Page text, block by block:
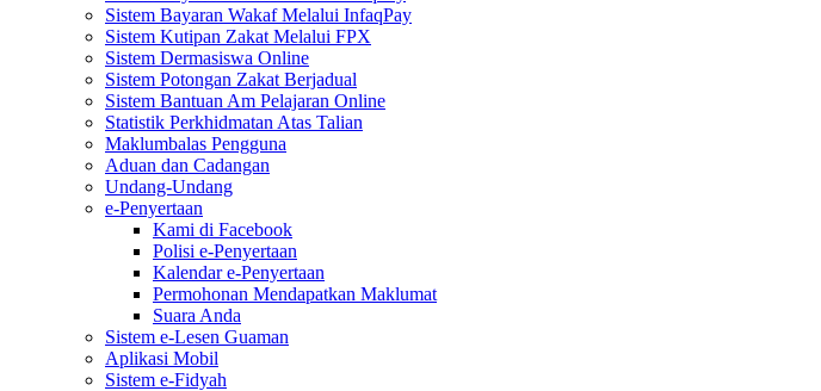
Sistem Bayaran Wakaf Melalui InfaqPay
Sistem Kutipan Zakat Melalui FPX
Sistem Dermasiswa Online
Sistem Potongan Zakat Berjadual
Sistem Bantuan Am Pelajaran Online
Statistik Perkhidmatan Atas Talian
Maklumbalas Pengguna
Aduan dan Cadangan
Undang-Undang
e-Penyertaan
Kami di Facebook
Polisi e-Penyertaan
Kalendar e-Penyertaan
Permohonan Mendapatkan Maklumat
Suara Anda
Sistem e-Lesen Guaman
Aplikasi Mobil
Sistem e-Fidyah